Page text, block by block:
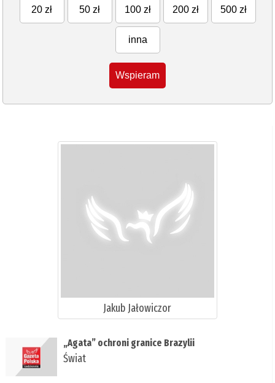
20 zł 50 zł 100 zł 200 zł 500 zł
inna
Wspieram
Jakub Jałowiczor
„Agata” ochroni granice Brazylii
Świat